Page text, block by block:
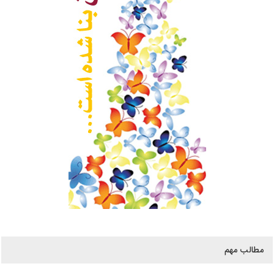
مطالب مهم